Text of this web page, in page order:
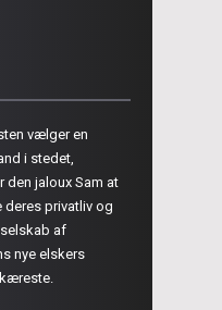
vælger en
i stedet,
den jaloux Sam at
deres privatliv og
af
nye elskers